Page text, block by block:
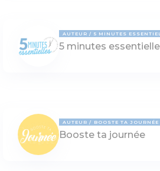
AUTEUR 5 MINUTES
5 minutes
AUTEUR BOOSTE TA JOURNÉE
Booste ta journée